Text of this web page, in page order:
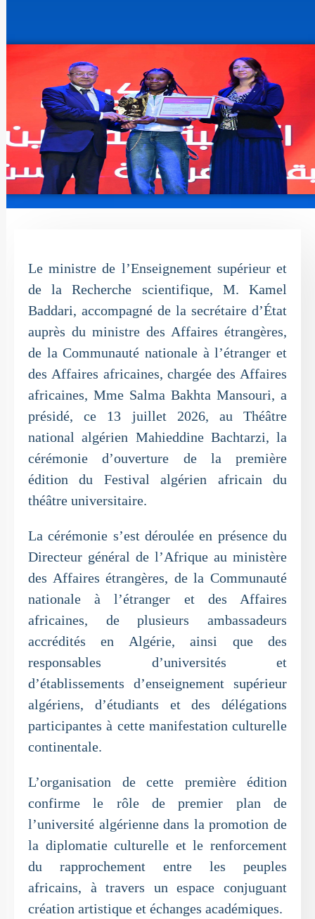
Le ministre de l’Enseignement supérieur et
de la Recherche scientifique, M. Kamel
Baddari, accompagné de la secrétaire d’État
auprès du ministre des Affaires étrangères,
de la Communauté nationale à l’étranger et
des Affaires africaines, chargée des Affaires
africaines, Mme Salma Bakhta Mansouri, a
présidé, ce 13 juillet 2026, au Théâtre
national algérien Mahieddine Bachtarzi, la
cérémonie d’ouverture de la première
édition du Festival algérien africain du
théâtre universitaire.
La cérémonie s’est déroulée en présence du
Directeur général de l’Afrique au ministère
des Affaires étrangères, de la Communauté
nationale à l’étranger et des Affaires
africaines, de plusieurs ambassadeurs
accrédités en Algérie, ainsi que des
responsables d’universités et
d’établissements d’enseignement supérieur
algériens, d’étudiants et des délégations
participantes à cette manifestation culturelle
continentale.
L’organisation de cette première édition
confirme le rôle de premier plan de
l’université algérienne dans la promotion de
la diplomatie culturelle et le renforcement
du rapprochement entre les peuples
africains, à travers un espace conjuguant
création artistique et échanges académiques.